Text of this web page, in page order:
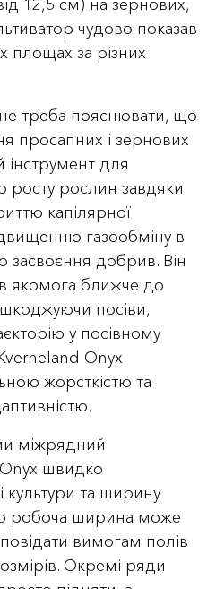
12,5 см) на зернових,
чудово показав
площах за різних
треба пояснювати, що
просапних і зернових
інструмент для
росту рослин завдяки
капілярної
газообміну в
засвоєння добрив. Він
якомога ближче до
посіви,
у посівному
Onyx
жорсткістю та
міжрядний
швидко
культури та ширину
робоча ширина може
вимогам полів
Окремі ряди